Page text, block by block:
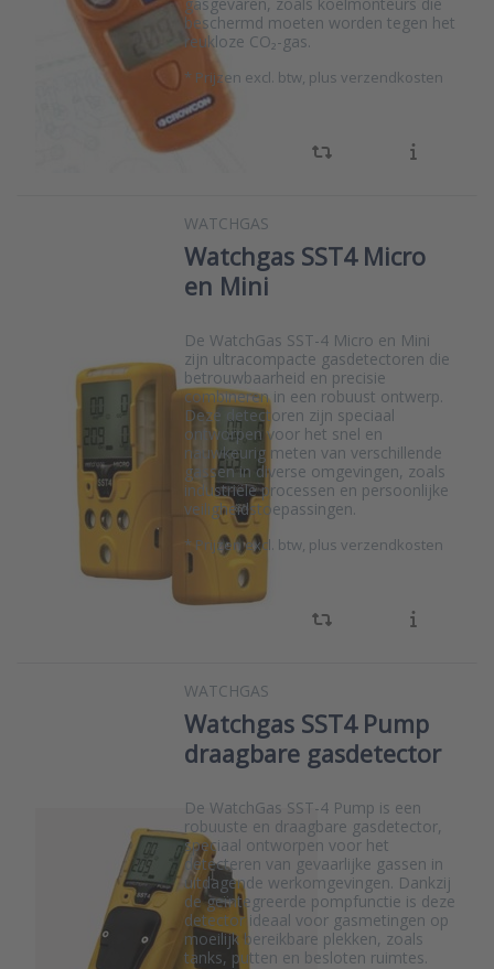
beschermd moeten worden tegen het
reukloze CO₂-gas.
* Prijzen excl. btw, plus verzendkosten
WATCHGAS
Watchgas SST4 Micro
en Mini
De WatchGas SST-4 Micro en Mini
zijn ultracompacte gasdetectoren die
betrouwbaarheid en precisie
combineren in een robuust ontwerp.
Deze detectoren zijn speciaal
ontworpen voor het snel en
nauwkeurig meten van verschillende
gassen in diverse omgevingen, zoals
industriële processen en persoonlijke
veiligheidstoepassingen.
* Prijzen excl. btw, plus verzendkosten
WATCHGAS
Watchgas SST4 Pump
draagbare gasdetector
De WatchGas SST-4 Pump is een
robuuste en draagbare gasdetector,
speciaal ontworpen voor het
detecteren van gevaarlijke gassen in
uitdagende werkomgevingen. Dankzij
de geïntegreerde pompfunctie is deze
detector ideaal voor gasmetingen op
moeilijk bereikbare plekken, zoals
tanks, putten en besloten ruimtes.